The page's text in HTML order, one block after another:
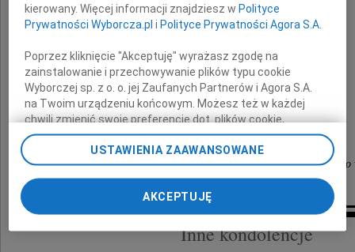
Łączymy się w bólu z
Rodziną
XII Wydziału Cywilnego Rodzinnego Sądu Okręgowego
Inne kondolencje
kierowany. Więcej informacji znajdziesz w Polityce
Prywatności Wyborcza.pl i Polityce Prywatności Agora S.A.
Poprzez kliknięcie "Akceptuję" wyrażasz zgodę na
zainstalowanie i przechowywanie plików typu cookie
Wyborczej sp. z o. o. jej Zaufanych Partnerów i Agora S.A.
na Twoim urządzeniu końcowym. Możesz też w każdej
chwili zmienić swoje preferencje dot. plików cookie,
ponownie wywołując narzędzie do zarządzania Twoimi
preferencjami dot. przetwarzania danych poprzez
odnośnik „Ustawienia prywatności” w stopce serwisu i
przechodząc do sekcji „Ustawienia zaawansowane”.
Zmiana ustawień plików cookie możliwa jest także za
pomocą ustawień przeglądarki.
USTAWIENIA ZAAWANSOWANE
AKCEPTUJĘ